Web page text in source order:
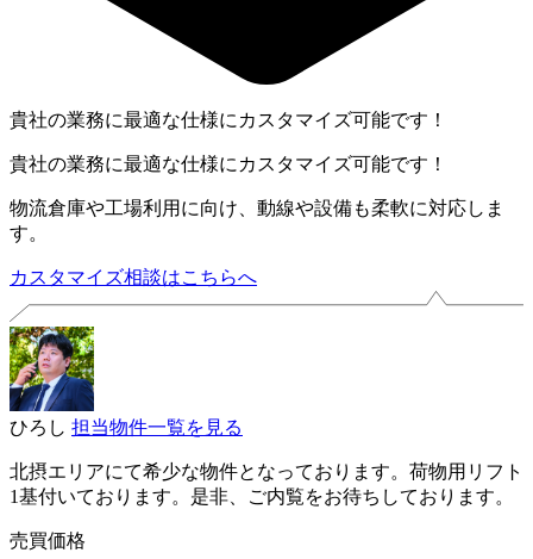
貴社の業務に最適な仕様にカスタマイズ可能です！
貴社の業務に最適な仕様にカスタマイズ可能です！
物流倉庫や工場利用に向け、動線や設備も柔軟に対応しま
す。
カスタマイズ相談はこちらへ
ひろし 担当物件一覧を見る
北摂エリアにて希少な物件となっております。荷物用リフト
1基付いております。是非、ご内覧をお待ちしております。
売買価格